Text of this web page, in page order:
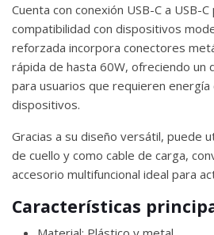
Cuenta con conexión USB-C a USB-
compatibilidad con dispositivos
reforzada incorpora conectores
rápida de hasta 60W, ofreciendo un
para usuarios que requieren
dispositivos.
Gracias a su diseño versátil, puede
de cuello y como cable de carga,
accesorio multifuncional ideal para
Características